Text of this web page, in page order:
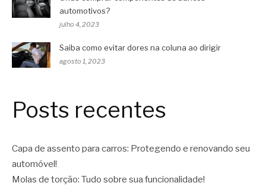
automotivos?
julho 4, 2023
Saiba como evitar dores na coluna ao dirigir
agosto 1, 2023
Posts recentes
Capa de assento para carros: Protegendo e renovando seu
automóvel!
Molas de torção: Tudo sobre sua funcionalidade!